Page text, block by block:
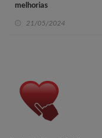
melhorias
21/05/2024